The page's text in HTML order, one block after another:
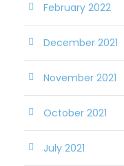
February 2022
December 2021
November 2021
October 2021
July 2021